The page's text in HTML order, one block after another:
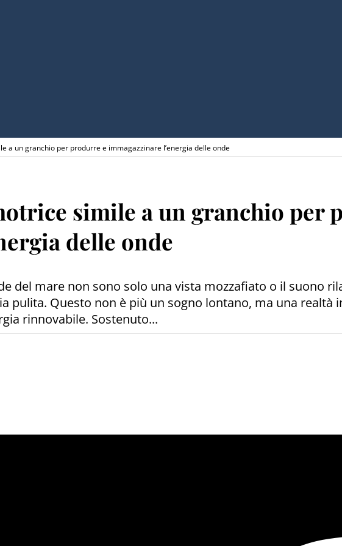
a un granchio per produrre e immagazzinare l’energia delle onde
simile a un granchio per
delle onde
del mare non sono solo una vista mozzafiato o il suono
pulita. Questo non è più un sogno lontano, ma una realtà
rinnovabile. Sostenuto...